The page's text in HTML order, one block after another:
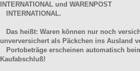
INTERNATIONAL und WARENPOST
INTERNATIONAL.
Das heißt: Waren können nur noch
unverversichert als Päckchen ins Ausland
Portobeträge erscheinen automatisch
Kaufabschluß!